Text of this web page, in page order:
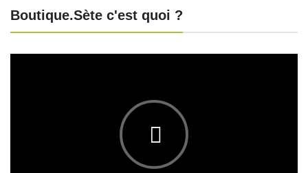
Boutique.Sète c'est quoi ?